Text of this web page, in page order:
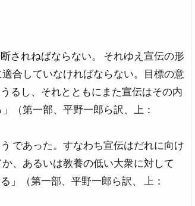
されねばならない。 それゆえ宣伝の形
合していなければならない。目標の意
るし、それとともにまた宣伝はその内
（第一部、平野一郎ら訳、上：
であった。すなわち宣伝はだれに向け
、あるいは教養の低い大衆に対して
（第一部、平野一郎ら訳、 上：